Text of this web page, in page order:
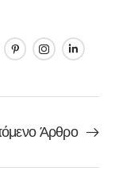
Άρθρο